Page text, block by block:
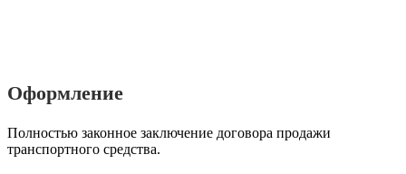
Оформление
Полностью законное заключение договора продажи
транспортного средства.